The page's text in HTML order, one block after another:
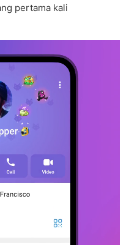
pertama kali